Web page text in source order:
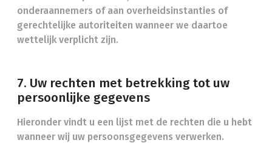
onderaannemers of aan overheidsinstanties of
gerechtelijke autoriteiten wanneer we daartoe
wettelijk verplicht zijn.
7. Uw rechten met betrekking tot uw
persoonlijke gegevens
Hieronder vindt u een lijst met de rechten die u hebt
wanneer wij uw persoonsgegevens verwerken.